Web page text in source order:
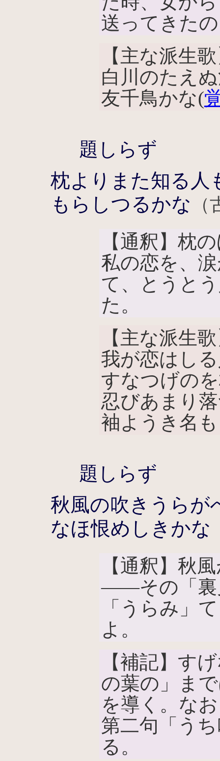
送ってきた
【主な派生
白川のたえ
友千鳥かな(
題しらず
枕よりまた知る人
もらしつるかな
【通釈】枕
私の恋を、
て、とうと
た。
【主な派生
我が恋はし
すなつげの
忍びあまり
袖ようき名
題しらず
秋風の吹きうらが
なほ恨めしきかな
【通釈】秋
――その「裏
「うらみ」
よ。
【補記】す
の葉の」ま
を導く。な
第二句「う
る。